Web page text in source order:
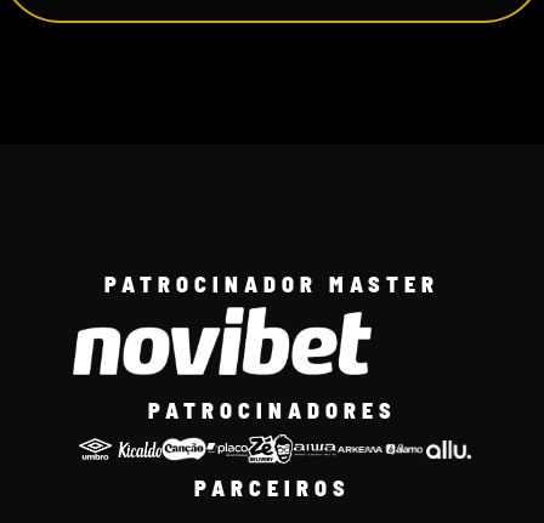
PATROCINADOR MASTER
PATROCINADORES
PARCEIROS